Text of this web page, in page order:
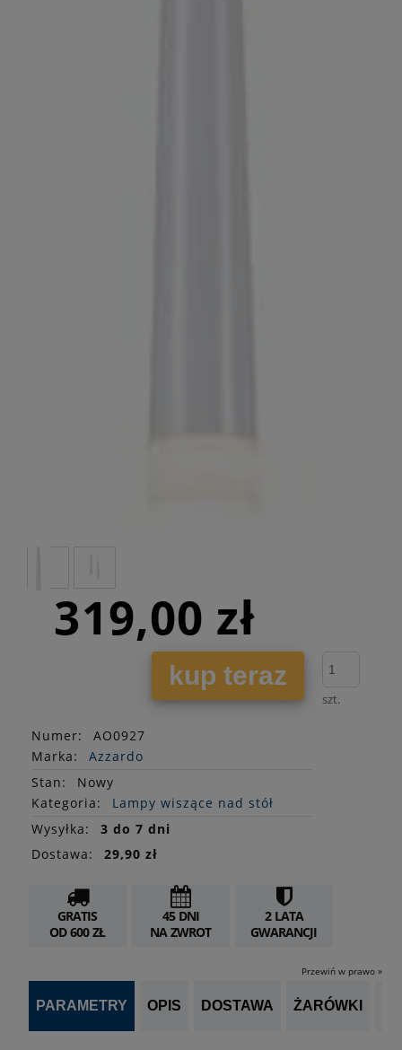
319,00 zł
kup teraz
szt.
Numer:
AO0927
Marka:
Azzardo
Stan:
Nowy
Kategoria:
Lampy wiszące nad stół
Wysyłka:
3 do 7 dni
Dostawa:
29,90 zł
GRATIS
OD 600 ZŁ
45 DNI
NA ZWROT
2 LATA
GWARANCJI
Przewiń w prawo »
PARAMETRY OPIS DOSTAWA ŻARÓWKI